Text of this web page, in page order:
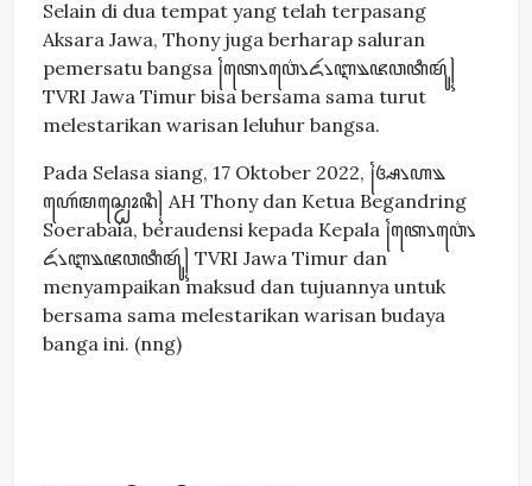
Selain di dua tempat yang telah terpasang
Aksara Jawa, Thony juga berharap saluran
pemersatu bangsa ꧌ꦠꦺ꧈ꦮ꦳ꦺ꧈ꦌꦂ꧈ꦆ꧉ꦗꦮꦠꦶꦩꦸꦂ꧍
TVRI Jawa Timur bisa bersama sama turut
melestarikan warisan leluhur bangsa.
Pada Selasa siang, 17 Oktober 2022, ꧌ꦄ꧈ꦲ꧉
ꦲꦺꦂꦩꦱ꧀ꦛꦺꦴꦤꦶ꧍ AH Thony dan Ketua Begandring
Soerabaia, beraudensi kepada Kepala ꧌ꦠꦺ꧈ꦮ꦳ꦺ꧈
ꦌꦂ꧈ꦆ꧉ꦗꦮꦠꦶꦩꦸꦂ꧍ TVRI Jawa Timur dan
menyampaikan maksud dan tujuannya untuk
bersama sama melestarikan warisan budaya
banga ini. (nng)